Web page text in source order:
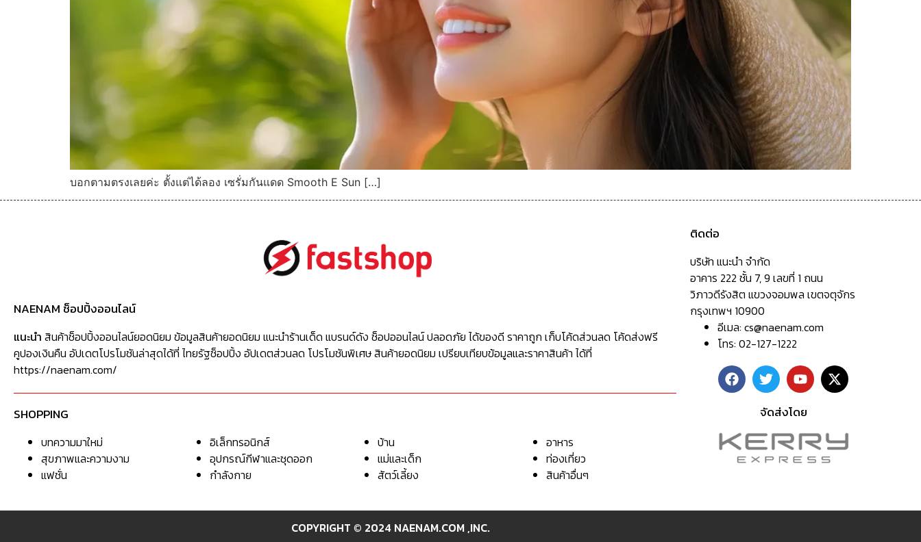
บอกตามตรงเลยค่ะ ตั้งแต่ได้ลอง เซรั่มกันแดด Smooth E Sun […]
NAENAM ช็อปปิ้งออนไลน์
แนะนำ สินค้าช็อปปิ้งออนไลน์ยอดนิยม ข้อมูลสินค้ายอดนิยม แนะนำร้านเด็ด แบรนด์ดัง ช็อปออนไลน์ ปลอดภัย ได้ของดี ราคาถูก เก็บโค้ดส่วนลด โค้ดส่งฟรี
คูปองเงินคืน อัปเดตโปรโมชันล่าสุดได้ที่ ไทยรัฐช็อปปิ้ง อัปเดตส่วนลด โปรโมชันพิเศษ สินค้ายอดนิยม เปรียบเทียบข้อมูลและราคาสินค้า ได้ที่
https://naenam.com/
SHOPPING
บทความมาใหม่
สุขภาพและความงาม
แฟชั่น
อิเล็กทรอนิกส์
อุปกรณ์กีฬาและชุดออก
กำลังกาย
บ้าน
แม่และเด็ก
สัตว์เลี้ยง
อาหาร
ท่องเที่ยว
สินค้าอื่นๆ
ติดต่อ
บริษัท แนะนำ จำกัด
อาคาร 222 ชั้น 7, 9 เลขที่ 1 ถนน
วิภาวดีรังสิต แขวงจอมพล เขตจตุจักร
กรุงเทพฯ 10900
อีเมล: cs@naenam.com
โทร: 02-127-1222
จัดส่งโดย
COPYRIGHT © 2024 NAENAM.COM ,INC.